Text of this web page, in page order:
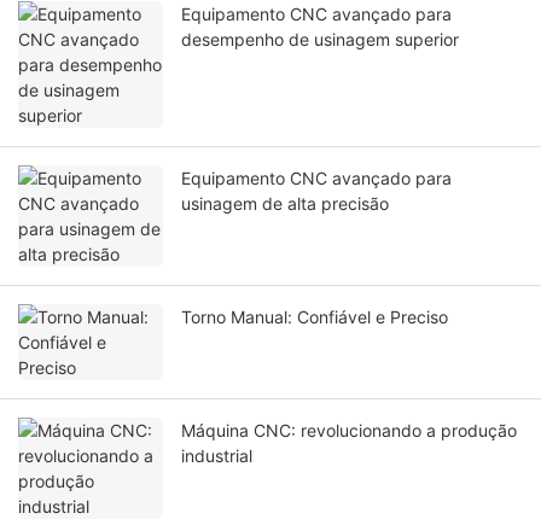
Equipamento CNC avançado para
desempenho de usinagem superior
Equipamento CNC avançado para
usinagem de alta precisão
Torno Manual: Confiável e Preciso
Máquina CNC: revolucionando a produção
industrial